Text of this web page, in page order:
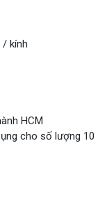
/ kính
HCM
cho số lượng 10